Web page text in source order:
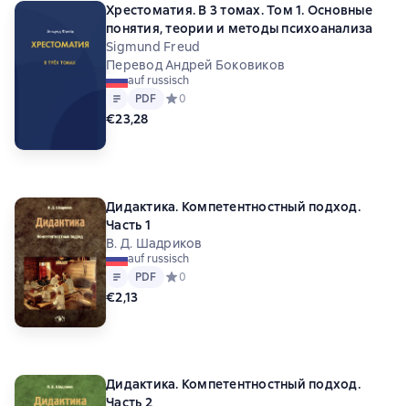
Хрестоматия. В 3 томах. Том 1. Основные
понятия, теории и методы психоанализа
Sigmund Freud
Перевод Андрей Боковиков
auf russisch
Text
PDF
PDF Средний рейтинг 0 на основе 0 оценок
0
€23,28
Дидактика. Компетентностный подход.
Часть 1
В. Д. Шадриков
auf russisch
Text
PDF
PDF Средний рейтинг 0 на основе 0 оценок
0
€2,13
Дидактика. Компетентностный подход.
Часть 2